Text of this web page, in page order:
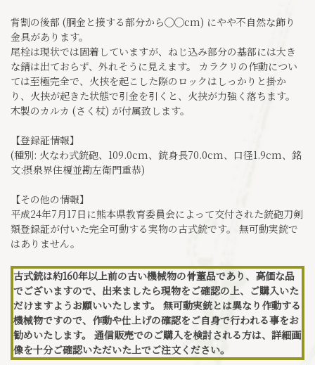
背割の後部 (胴金と接する部分から◯◯cm) にやや不自然な飾り
金具があります。
尾栓は現状では固着していますが、ねじ込み部分の基部には大き
な錆は出ておらず、外れそうに見えます。 カラクリの作動につい
ては至極完全で、火挟を起こした際のロックはしっかりと掛か
り、火挟が起きた状態で引金を引くと、火挟が力強く落ちます。
木製のカルカ (さく杖) が付属致します。
【登録証情報】
(種別: 火なわ式銃砲、109.0cm、銃身長70.0cm、口径1.9cm、銘
文:摂泉界住榎並勘左衛門重恭)
【その他の情報】
平成24年7月17日に熊本県教育委員会によって交付された銃砲刀剣
類登録証が付いた完全可動する実物の古式銃です。 無可動実銃で
はありません。
古式銃は約160年以上前の古い機械物の骨董品であり、高価な品
でございますので、出来ましたら現物をご確認の上、ご購入いた
だけますようお願いいたします。 無可動実銃とは異なり作動する
機械物ですので、作動や仕上げの確認をご自身で行われる事をお
勧めいたします。 通信販売でのご購入を検討される方は、詳細画
像を十分ご確認いただいた上でご注文ください。